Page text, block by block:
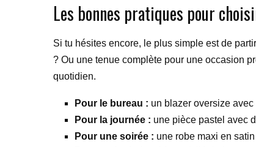
Les bonnes pratiques pour
Si tu hésites encore, le plus simple est de
? Ou une tenue complète pour une occasion
quotidien.
Pour le bureau : un blazer oversize
Pour la journée : une pièce pastel avec
Pour une soirée : une robe maxi en